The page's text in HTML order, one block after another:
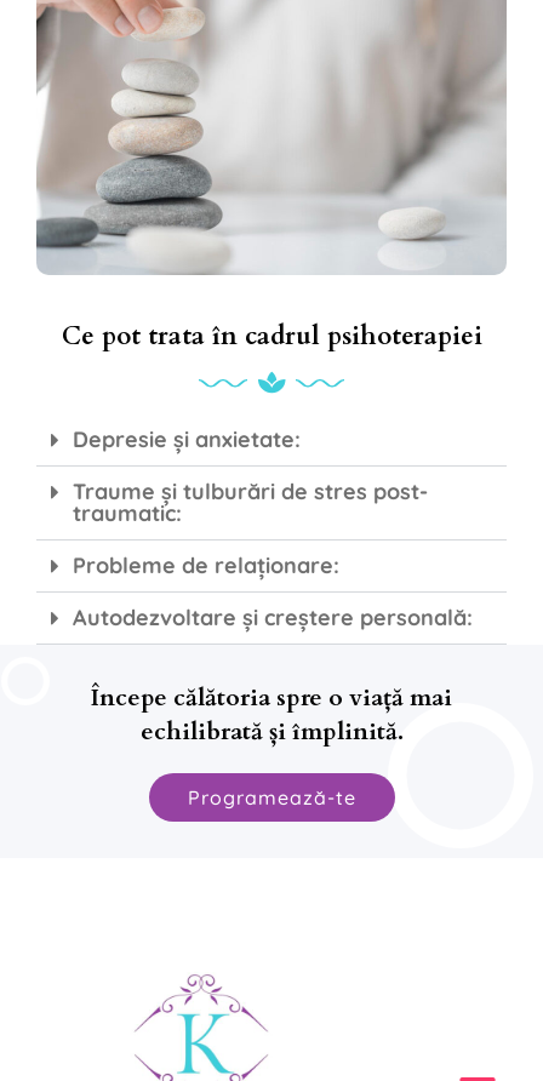
Ce pot trata în cadrul psihoterapiei
Depresie și anxietate:
Traume și tulburări de stres post-
traumatic:
Probleme de relaționare:
Autodezvoltare și creștere personală:
Începe călătoria spre o viață mai
echilibrată și împlinită.
Programează-te